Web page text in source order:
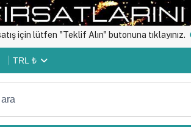
lütfen "Teklif Alın" butonuna tıklayınız. Özel
TRL ₺